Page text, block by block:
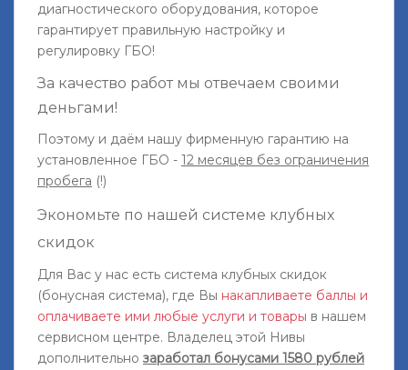
диагностического оборудования, которое
гарантирует правильную настройку и
регулировку ГБО!
За качество работ мы отвечаем своими
деньгами!
Поэтому и даём нашу фирменную гарантию на
установленное ГБО - 12 месяцев без ограничения
пробега (!)
Экономьте по нашей системе клубных
скидок
Для Вас у нас есть система клубных скидок
(бонусная система), где Вы накапливаете баллы и
оплачиваете ими любые услуги и товары в нашем
сервисном центре. Владелец этой Нивы
дополнительно заработал бонусами 1580 рублей